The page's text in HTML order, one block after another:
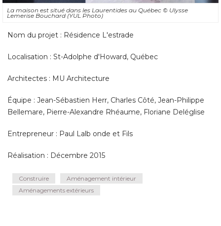
La maison est situé dans les Laurentides au Québec © Ulysse
Lemerise Bouchard (YUL Photo)
Nom du projet : Résidence L'estrade
Localisation : St-Adolphe d'Howard, Québec
Architectes : MU Architecture
Équipe : Jean-Sébastien Herr, Charles Côté, Jean-Philippe
Bellemare, Pierre-Alexandre Rhéaume, Floriane Deléglise
Entrepreneur : Paul Lalb onde et Fils
Réalisation : Décembre 2015
Construire
Aménagement intérieur
Aménagements extérieurs